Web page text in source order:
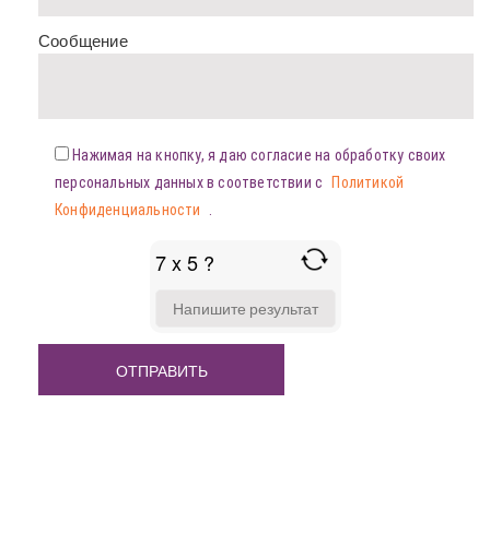
Сообщение
Нажимая на кнопку, я даю согласие на обработку своих
персональных данных в соответствии с
Политикой
Конфиденциальности
7 x 5 ?
FOR
X